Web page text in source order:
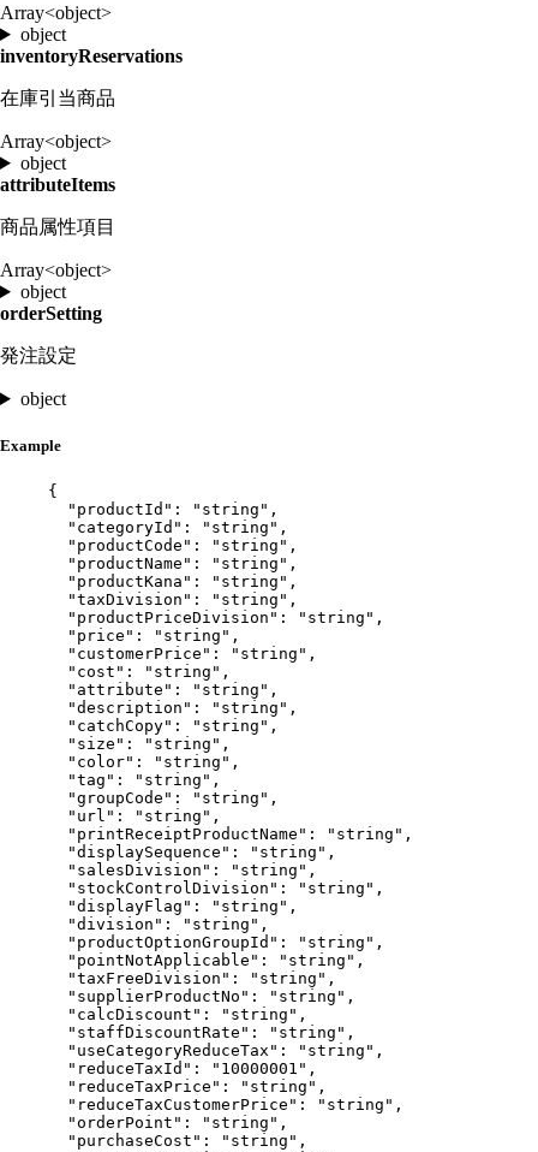
Array<object>
object
inventoryReservations
在庫引当商品
Array<object>
object
attributeItems
商品属性項目
Array<object>
object
orderSetting
発注設定
object
Example
{
"productId" : " string " ,
"categoryId" : " string " ,
"productCode" : " string " ,
"productName" : " string " ,
"productKana" : " string " ,
"taxDivision" : " string " ,
"productPriceDivision" : " string " ,
"price" : " string " ,
"customerPrice" : " string " ,
"cost" : " string " ,
"attribute" : " string " ,
"description" : " string " ,
"catchCopy" : " string " ,
"size" : " string " ,
"color" : " string " ,
"tag" : " string " ,
"groupCode" : " string " ,
"url" : " string " ,
"printReceiptProductName" : " string " ,
"displaySequence" : " string " ,
"salesDivision" : " string " ,
"stockControlDivision" : " string " ,
"displayFlag" : " string " ,
"division" : " string " ,
"productOptionGroupId" : " string " ,
"pointNotApplicable" : " string " ,
"taxFreeDivision" : " string " ,
"supplierProductNo" : " string " ,
"calcDiscount" : " string " ,
"staffDiscountRate" : " string " ,
"useCategoryReduceTax" : " string " ,
"reduceTaxId" : " 10000001 " ,
"reduceTaxPrice" : " string " ,
"reduceTaxCustomerPrice" : " string " ,
"orderPoint" : " string " ,
"purchaseCost" : " string " ,